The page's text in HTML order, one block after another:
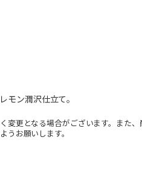
モン潤沢仕立て。
更となる場合がございます。また
うお願いします。